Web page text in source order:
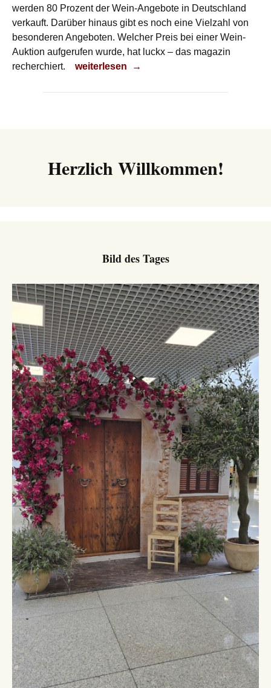
werden 80 Prozent der Wein-Angebote in Deutschland
verkauft. Darüber hinaus gibt es noch eine Vielzahl von
besonderen Angeboten. Welcher Preis bei einer Wein-
Auktion aufgerufen wurde, hat luckx – das magazin
recherchiert.
Wein-Auktion
weiterlesen →
Herzlich Willkommen!
Bild des Tages